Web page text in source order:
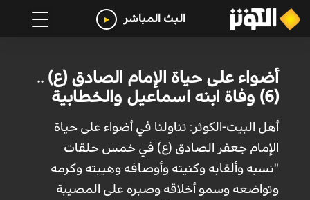
البث المباشر
أضواء على حياة الإمام الصادق (ع) ..
(6) وفاة ابنه اسماعيل والخطابية
أهل البيت-الكوثر: تناولنا في أضواء على حياة
الإمام جعفر الصادق (ع) في خمس حلقات
"نسبه وألقابه وكنيته وأوصافه وهيبته وكرمه
وتواضعه وسمو أخلاقه وصبره على المصيبة